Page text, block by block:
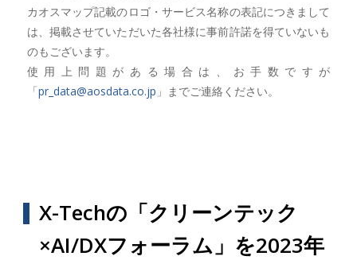
カオスマップ記載のロゴ・サービス名称の表記につきまして
は、掲載させていただいた各社様に事前許諾を得ていないも
のもございます。
使用上問題がある場合は、お手数ですが
「pr_data@aosdata.co.jp 」までご連絡ください。
X-Techの「クリーンテック
×AI/DXフォーラム」を2023年